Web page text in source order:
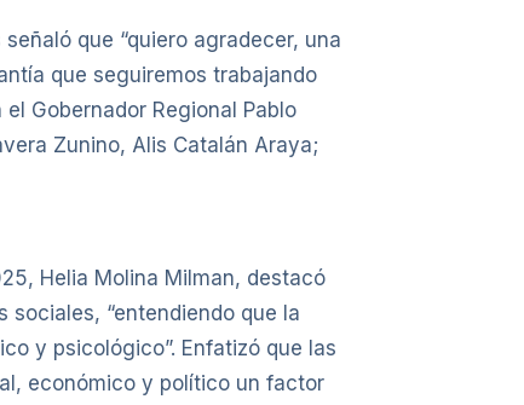
que “quiero agradecer, una
que seguiremos trabajando
Gobernador Regional Pablo
Zunino, Alis Catalán Araya;
Helia Molina Milman, destacó
“entendiendo que la
y psicológico”. Enfatizó que las
económico y político un factor